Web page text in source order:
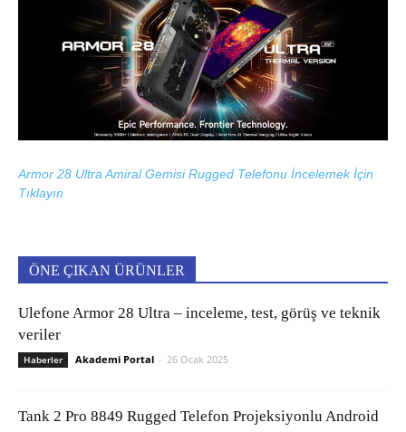
Armor 28 Ultra Amiral Gemisi Rugged Telefonu İncelemek İçin
Tıklayın
ÖNE ÇIKAN ÜRÜNLER
Ulefone Armor 28 Ultra – inceleme, test, görüş ve teknik
veriler
Haberler Akademi Portal - 26 Ocak 2025
Tank 2 Pro 8849 Rugged Telefon Projeksiyonlu Android